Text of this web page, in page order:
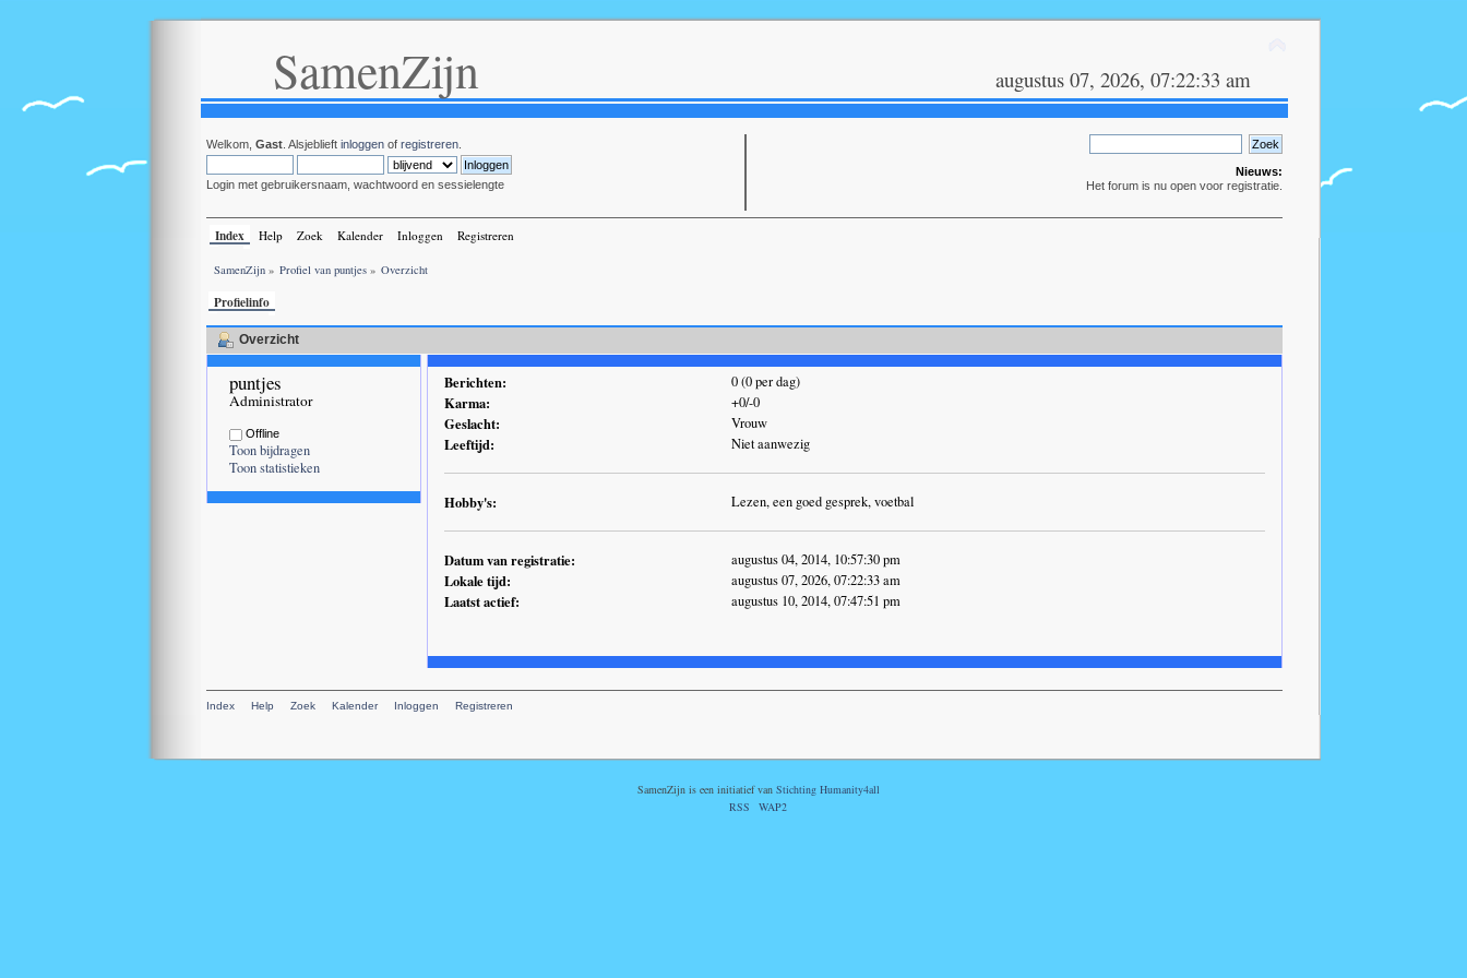
SamenZijn augustus 07, 2026, 07:22:33 am
Welkom,Gast . Alsjeblieftinloggen ofregistreren
Login met gebruikersnaam, wachtwoord en sessielengte
Nieuws:
Het forum is nu open voor registratie.
Index Help Zoek Kalender Inloggen Registreren
SamenZijn» Profiel van puntjes» Overzicht
Profielinfo
Overzicht
puntjes
Administrator
Offline
Toon bijdragen
Toon statistieken
Berichten: 0 (0 per dag)
Karma: +0/-0
Geslacht: Vrouw
Leeftijd: Niet aanwezig
Hobby's: Lezen, een goed gesprek, voetbal
Datum van registratie: augustus 04, 2014, 10:57:30 pm
Lokale tijd: augustus 07, 2026, 07:22:33 am
Laatst actief: augustus 10, 2014, 07:47:51 pm
Index Help Zoek Kalender Inloggen Registreren
SamenZijn is een initiatief van Stichting Humanity4all
RSS
WAP2